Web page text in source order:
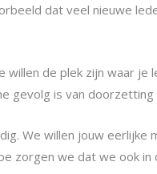
dat veel nieuwe
de plek zijn waar
gevolg is van
We willen jouw eerlijke
zorgen we dat we ook